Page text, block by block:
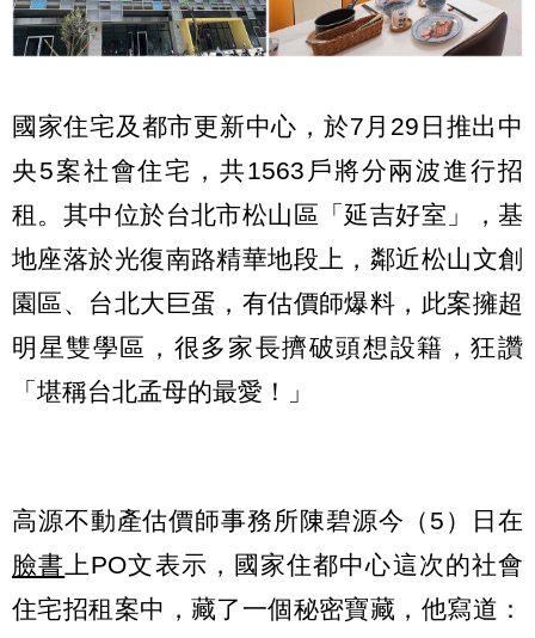
國家住宅及都市更新中心，於7月29日推出中
央5案社會住宅，共1563戶將分兩波進行招
租。其中位於台北市松山區「延吉好室」，基
地座落於光復南路精華地段上，鄰近松山文創
園區、台北大巨蛋，有估價師爆料，此案擁超
明星雙學區，很多家長擠破頭想設籍，狂讚
「堪稱台北孟母的最愛！」
高源不動產估價師事務所陳碧源今（5）日在
臉書 上PO文表示，國家住都中心這次的社會
住宅招租案中，藏了一個秘密寶藏，他寫道：